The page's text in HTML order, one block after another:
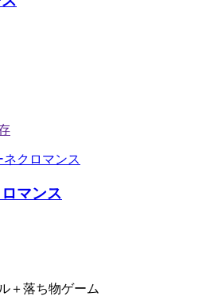
マンス
＋落ち物ゲーム